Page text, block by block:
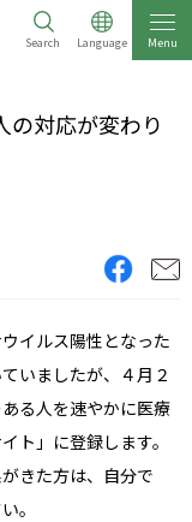
Search Language Menu
の対応が変わり
イルス陽性となった
いましたが、４月２
る人を速やかに医療
ト」に登録します。
きた方は、自分で
。